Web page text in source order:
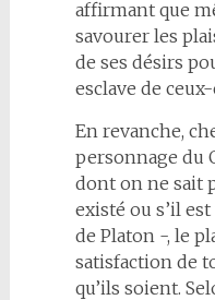
affirmant que
savourer les
de ses désirs
esclave de ceux-
En revanche,
personnage du
dont on ne sait
existé ou s’il
de Platon -, le
satisfaction de
qu’ils soient.